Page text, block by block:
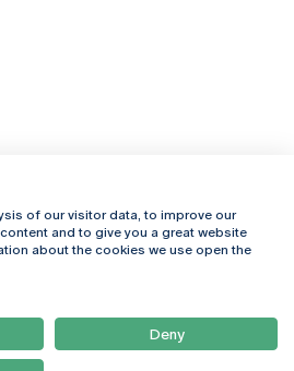
Campus Online
Webmail
Como Chegar
Newsletter
of our visitor data, to improve our
and to give you a great website
about the cookies we use open the
Deny